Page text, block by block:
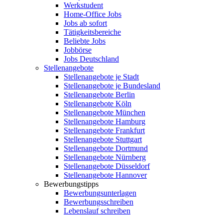
Werkstudent
Home-Office Jobs
Jobs ab sofort
Tätigkeitsbereiche
Beliebte Jobs
Jobbörse
Jobs Deutschland
Stellenangebote
Stellenangebote je Stadt
Stellenangebote je Bundesland
Stellenangebote Berlin
Stellenangebote Köln
Stellenangebote München
Stellenangebote Hamburg
Stellenangebote Frankfurt
Stellenangebote Stuttgart
Stellenangebote Dortmund
Stellenangebote Nürnberg
Stellenangebote Düsseldorf
Stellenangebote Hannover
Bewerbungstipps
Bewerbungsunterlagen
Bewerbungsschreiben
Lebenslauf schreiben